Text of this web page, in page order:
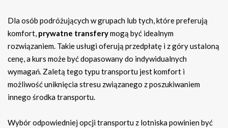
Dla osób podróżujących w grupach lub tych, które preferują
komfort, prywatne transferymogą być idealnym
rozwiązaniem. Takie usługi oferują przedpłatę i z góry ustaloną
cenę, a kurs może być dopasowany do indywidualnych
wymagań. Zaletą tego typu transportu jest komfort i
możliwość uniknięcia stresu związanego z poszukiwaniem
innego środka transportu.
Wybór odpowiedniej opcji transportu z lotniska powinien być